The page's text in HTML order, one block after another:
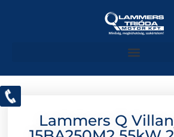
Lammers Q